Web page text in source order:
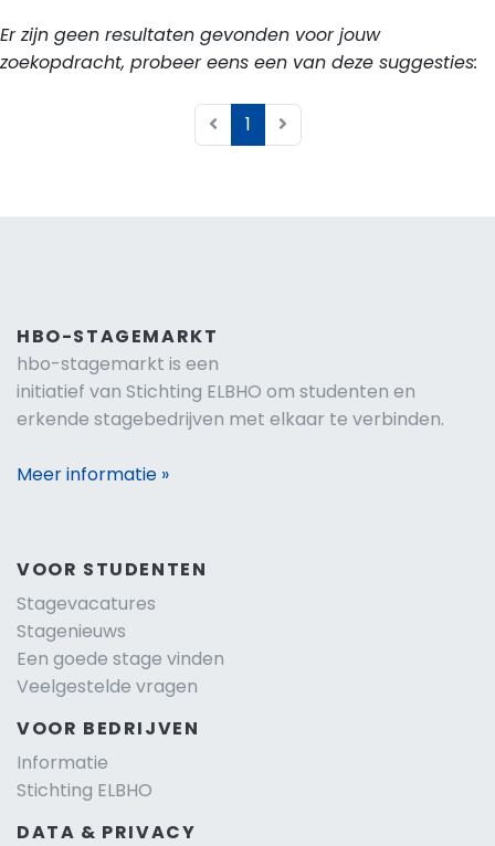
Er zijn geen resultaten gevonden voor jouw
zoekopdracht, probeer eens een van deze suggesties:
1
HBO-STAGEMARKT
hbo-stagemarkt is een
initiatief van Stichting ELBHO om studenten en
erkende stagebedrijven met elkaar te verbinden.
Meer informatie »
VOOR STUDENTEN
Stagevacatures
Stagenieuws
Een goede stage vinden
Veelgestelde vragen
VOOR BEDRIJVEN
Informatie
Stichting ELBHO
DATA & PRIVACY